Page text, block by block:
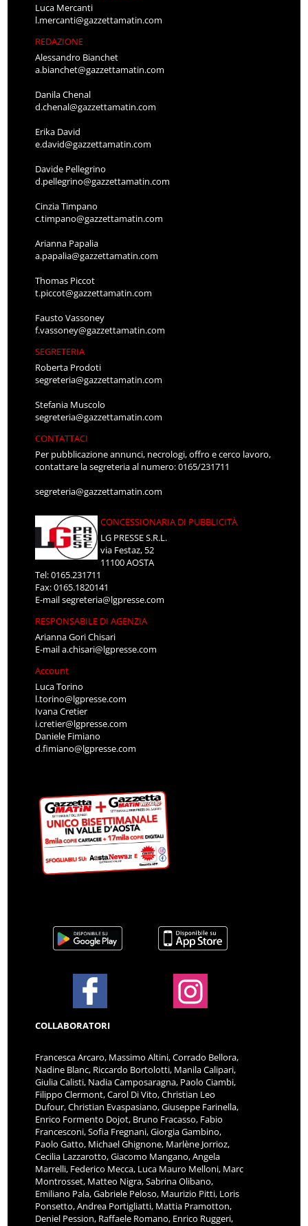
Luca Mercanti
l.mercanti@gazzettamatin.com
REDAZIONE
Alessandro Bianchet
a.bianchet@gazzettamatin.com
Danila Chenal
d.chenal@gazzettamatin.com
Erika David
e.david@gazzettamatin.com
Davide Pellegrino
d.pellegrino@gazzettamatin.com
Cinzia Timpano
c.timpano@gazzettamatin.com
Arianna Papalia
a.papalia@gazzettamatin.com
Thomas Piccot
t.piccot@gazzettamatin.com
Fausto Vassoney
f.vassoney@gazzettamatin.com
SEGRETERIA
Roberta Prodoti
segreteria@gazzettamatin.com
Stefania Muscolo
segreteria@gazzettamatin.com
CONTATTACI
Per pubblicazione annunci, necrologi, offro e cerco lavoro,
contattare la segreteria al numero: 0165/231711
segreteria@gazzettamatin.com
CONCESSIONARIA DI PUBBLICITÀ
LG PRESSE S.R.L.
via Festaz, 52
11100 AOSTA
Tel: 0165.231711
Fax: 0165.1820141
E-mailsegreteria@lgpresse.com
RESPONSABILE DI AGENZIA
Arianna Gori Chisari
E-maila.chisari@lgpresse.com
Account
Luca Torino
l.torino@lgpresse.com
Ivana Cretier
i.cretier@lgpresse.com
Daniele Fimiano
d.fimiano@lgpresse.com
COLLABORATORI
Francesca Arcaro, Massimo Altini, Corrado Bellora,
Nadine Blanc, Riccardo Bortolotti, Manila Calipari,
Giulia Calisti, Nadia Camposaragna, Paolo Ciambi,
Filippo Clermont, Carol Di Vito, Christian Leo
Dufour, Christian Evaspasiano, Giuseppe Farinella,
Enrico Formento Dojot, Bruno Fracasso, Fabio
Francesconi, Sofia Fregnani, Giorgia Gambino,
Paolo Gatto, Michael Ghignone, Marlène Jorrioz,
Cecilia Lazzarotto, Giacomo Mangano, Angela
Marrelli, Federico Mecca, Luca Mauro Melloni, Marc
Montrosset, Matteo Nigra, Sabrina Olibano,
Emiliano Pala, Gabriele Peloso, Maurizio Pitti, Loris
Ponsetto, Andrea Portigliatti, Mattia Pramotton,
Deniel Pession, Raffaele Romano, Enrico Ruggeri,